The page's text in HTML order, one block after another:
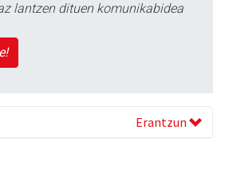
lantzen dituen komunikabidea
Erantzun